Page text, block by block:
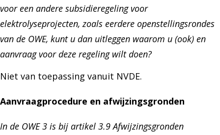
voor een andere subsidieregeling voor
elektrolyseprojecten, zoals eerdere openstellingsrondes
van de OWE, kunt u dan uitleggen waarom u (ook) en
aanvraag voor deze regeling wilt doen?
Niet van toepassing vanuit NVDE.
Aanvraagprocedure en afwijzingsgronden
In de OWE 3 is bij artikel 3.9 Afwijzingsgronden